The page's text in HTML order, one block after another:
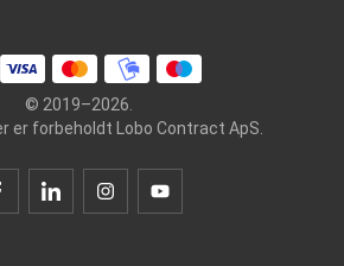
© 2019–2026.
er forbeholdt Lobo Contract ApS.